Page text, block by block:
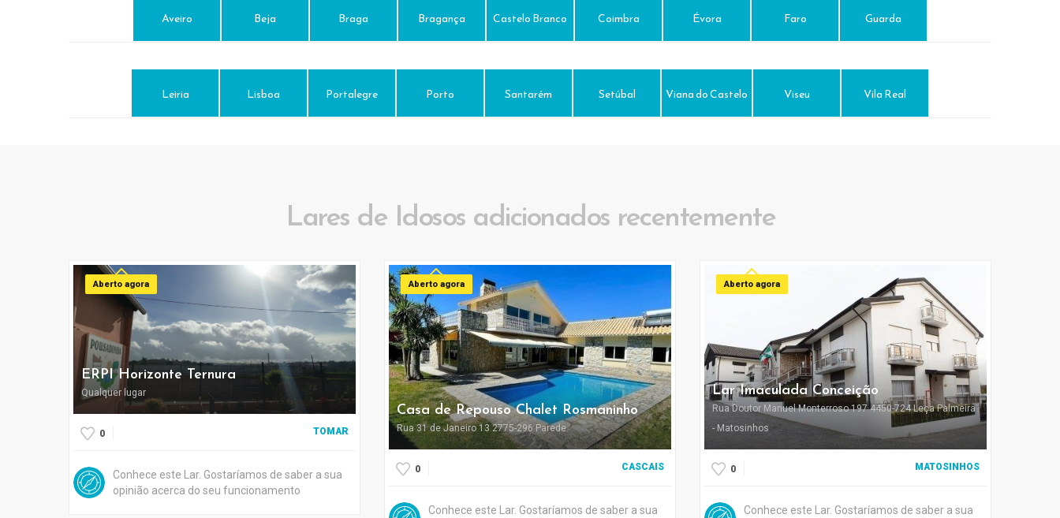
Aveiro Beja Braga Bragança Castelo Branco Coimbra Évora Faro Guarda
Leiria Lisboa Portalegre Porto Santarém Setúbal Viana do Castelo Viseu Vila Real
Lares de Idosos adicionados recentemente
Aberto agora
ERPI Horizonte Ternura
Qualquer lugar
0 TOMAR
Conhece este Lar. Gostaríamos de saber a sua
opinião acerca do seu funcionamento
Aberto agora
Casa de Repouso Chalet Rosmaninho
Rua 31 de Janeiro 13 2775-296 Parede
0 CASCAIS
Conhece este Lar. Gostaríamos de saber a sua
Aberto agora
Lar Imaculada Conceição
Rua Doutor Manuel Monterroso 197 4450-724 Leça Palmeira
- Matosinhos
0 MATOSINHOS
Conhece este Lar. Gostaríamos de saber a sua